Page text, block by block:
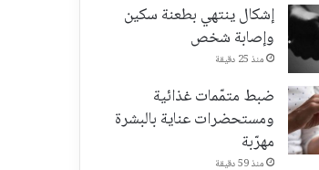
إشكال ينتهي بطعنة سكين
وإصابة شخص
منذ 25 دقيقة
ضبط متمّمات غذائية
ومستحضرات عناية بالبشرة
مهرّبة
منذ 59 دقيقة